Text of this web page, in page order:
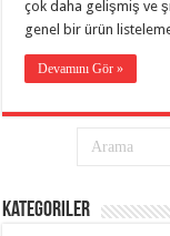
evden
taşımacılık,
gaziantep
evden
taşımacılık,
asansörlü
taşıma,
çok daha gelişmiş ve
genel bir ürün
Devamını Gör »
Kategoriler